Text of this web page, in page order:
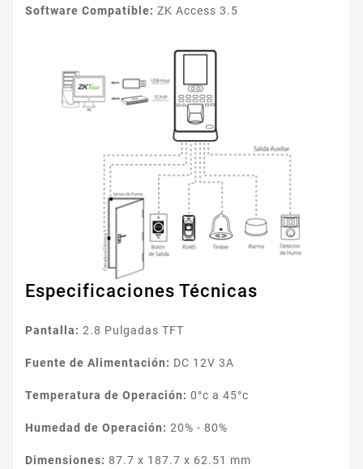
Software Compatible: ZK Access 3.5
Especificaciones Técnicas
Pantalla: 2.8 Pulgadas TFT
Fuente de Alimentación: DC 12V 3A
Temperatura de Operación: 0°c a 45°c
Humedad de Operación: 20% - 80%
Dimensiones: 87.7 x 187.7 x 62.51 mm